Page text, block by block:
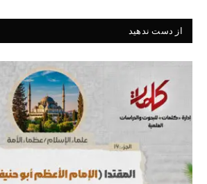
از دست ندهید